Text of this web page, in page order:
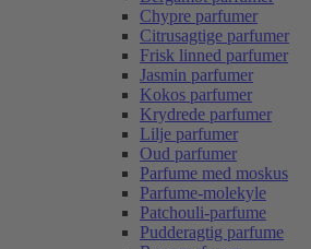
Chypre parfumer
Citrusagtige parfumer
Frisk linned parfumer
Jasmin parfumer
Kokos parfumer
Krydrede parfumer
Lilje parfumer
Oud parfumer
Parfume med moskus
Parfume-molekyle
Patchouli-parfume
Pudderagtig parfume